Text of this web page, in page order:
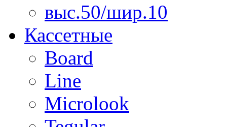
выс.50/шир.10
Кассетные
Board
Line
Microlook